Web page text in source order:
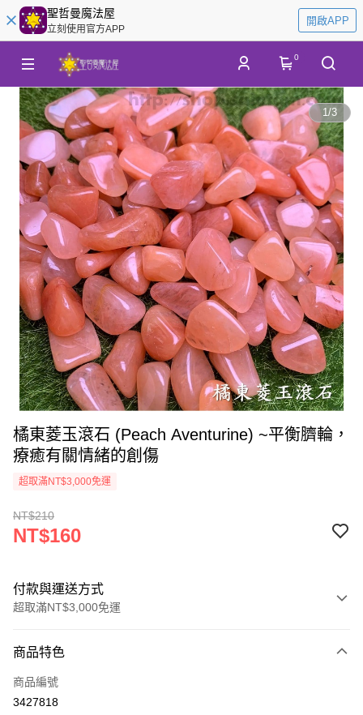
聖哲曼魔法屋
立刻使用官方APP
開啟APP
0
1/3
橘東菱玉滾石 (Peach Aventurine) ~平衡臍輪，
療癒有關情緒的創傷
超取滿NT$3,000免運
NT$210
NT$160
付款與運送方式
超取滿NT$3,000免運
信用卡一次付款
超商取貨付款
商品特色
商品編號
3427818